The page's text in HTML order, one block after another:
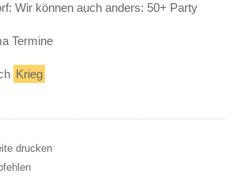
Wir können auch anders: 50+ Party
Termine
Krieg
drucken